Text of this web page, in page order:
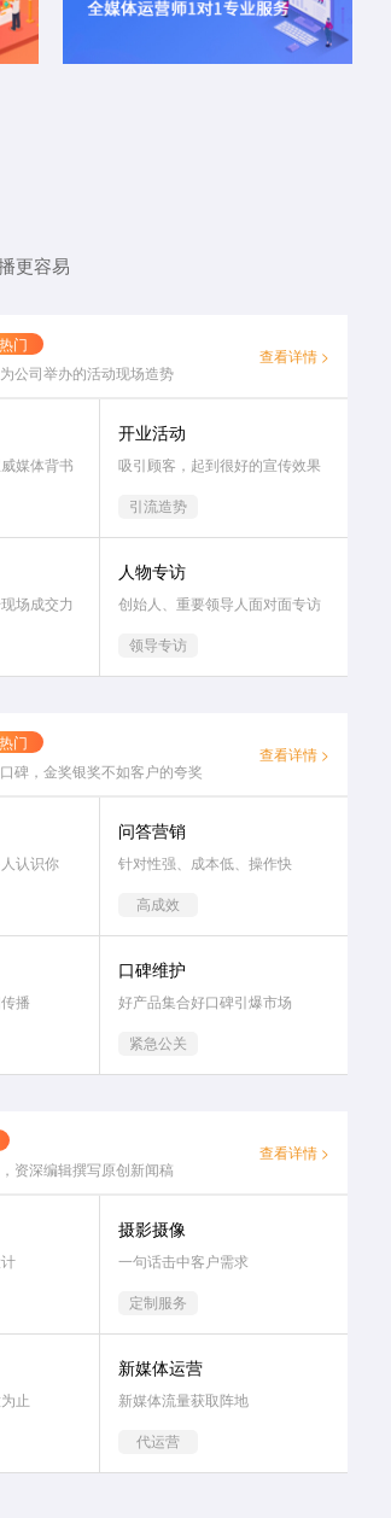
更容易
热门
公司举办的活动现场造势
查看详情 >
媒体背书
开业活动
吸引顾客，起到很好的宣传效果
引流造势
场成交力
人物专访
创始人、重要领导人面对面专访
领导专访
热门
碑，金奖银奖不如客户的夸奖
查看详情 >
认识你
问答营销
针对性强、成本低、操作快
高成效
播
口碑维护
好产品集合好口碑引爆市场
紧急公关
资深编辑撰写原创新闻稿
查看详情 >
摄影摄像
一句话击中客户需求
定制服务
止
新媒体运营
新媒体流量获取阵地
代运营